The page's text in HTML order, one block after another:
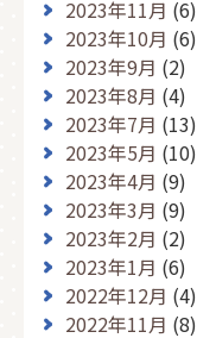
2023年11月 (6)
2023年10月 (6)
2023年9月 (2)
2023年8月 (4)
2023年7月 (13)
2023年5月 (10)
2023年4月 (9)
2023年3月 (9)
2023年2月 (2)
2023年1月 (6)
2022年12月 (4)
2022年11月 (8)